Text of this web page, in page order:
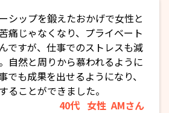
シップを鍛えたおかげで女性と
痛じゃなくなり、プライベート
ですが、仕事でのストレスも減
自然と周りから慕われるように
でも成果を出せるようになり、
ることができました。
40代 女性 AMさん